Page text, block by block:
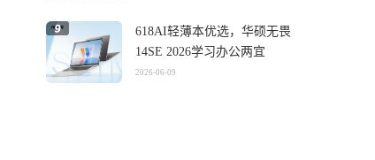
618AI轻薄本优选，华硕无畏
14SE 2026学习办公两宜
2026-06-09